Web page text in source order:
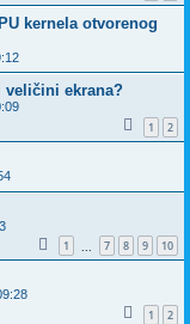
kernela otvorenog
ekrana?
1 2
1 7 8 9 10
1 2